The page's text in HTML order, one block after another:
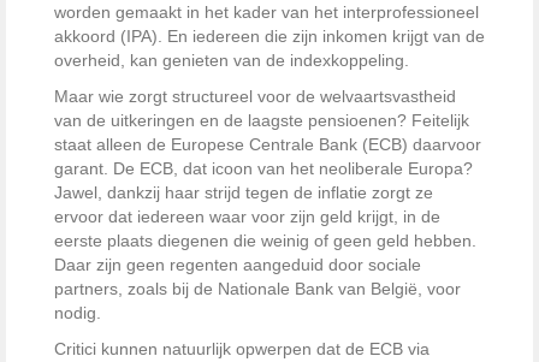
worden gemaakt in het kader van het interprofessioneel
akkoord (IPA). En iedereen die zijn inkomen krijgt van de
overheid, kan genieten van de indexkoppeling.
Maar wie zorgt structureel voor de welvaartsvastheid
van de uitkeringen en de laagste pensioenen? Feitelijk
staat alleen de Europese Centrale Bank (ECB) daarvoor
garant. De ECB, dat icoon van het neoliberale Europa?
Jawel, dankzij haar strijd tegen de inflatie zorgt ze
ervoor dat iedereen waar voor zijn geld krijgt, in de
eerste plaats diegenen die weinig of geen geld hebben.
Daar zijn geen regenten aangeduid door sociale
partners, zoals bij de Nationale Bank van België, voor
nodig.
Critici kunnen natuurlijk opwerpen dat de ECB via